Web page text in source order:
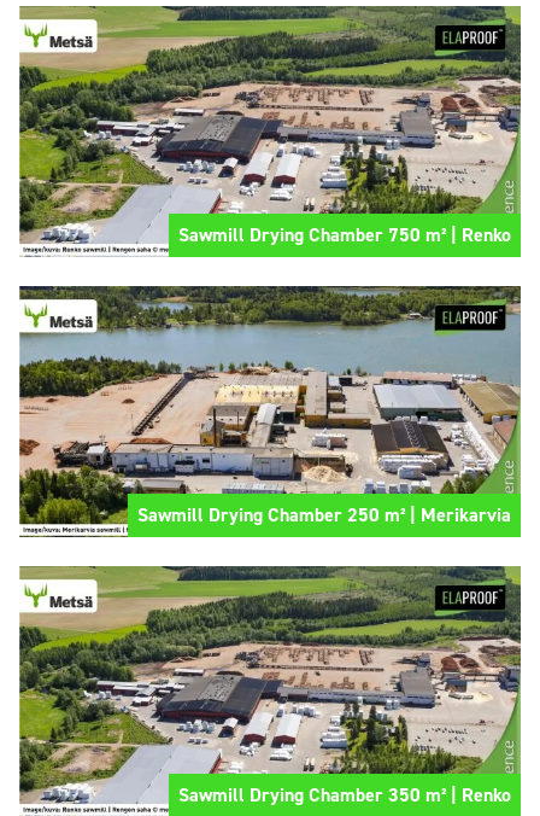
Sawmill Drying Chamber 750 m² | Renko
Sawmill Drying Chamber 250 m² | Merikarvia
Sawmill Drying Chamber 350 m² | Renko